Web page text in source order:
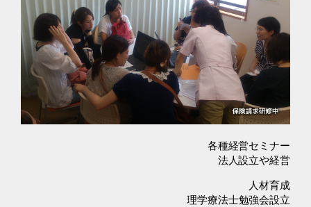
各種経営セミナー
法人設立や経営
人材育成
理学療法士勉強会設立